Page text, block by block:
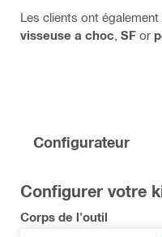
Les clients ont également
visseuse a choc SF or
Configurateur
Configurer votre
Corps de l'outil